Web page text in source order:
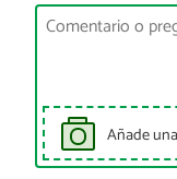
Añade